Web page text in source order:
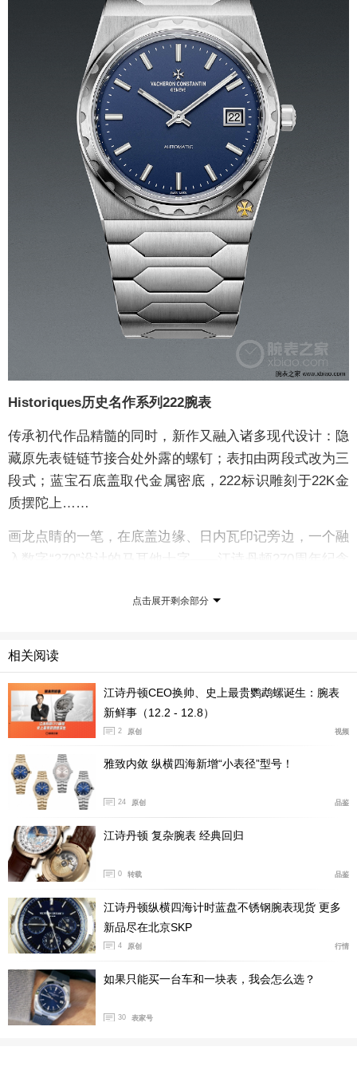
Historiques历史名作系列222腕表
传承初代作品精髓的同时，新作又融入诸多现代设计：隐
藏原先表链链节接合处外露的螺钉；表扣由两段式改为三
段式；蓝宝石底盖取代金属密底，222标识雕刻于22K金
质摆陀上……
画龙点睛的一笔，在底盖边缘、日内瓦印记旁边，一个融
入数字“270”设计的马耳他十字——江诗丹顿270周年纪念
收藏家准备的小惊喜。点击展开剩余部分
相关阅读
江诗丹顿CEO换帅、史上最贵鹦鹉螺诞生：腕表
新鲜事（12.2 - 12.8）
2 原创 视频
雅致内敛 纵横四海新增“小表径”型号！
24 原创 品鉴
江诗丹顿 复杂腕表 经典回归
0 转载 品鉴
江诗丹顿纵横四海计时蓝盘不锈钢腕表现货 更多
新品尽在北京SKP
4 原创 行情
如果只能买一台车和一块表，我会怎么选？
30 表家号